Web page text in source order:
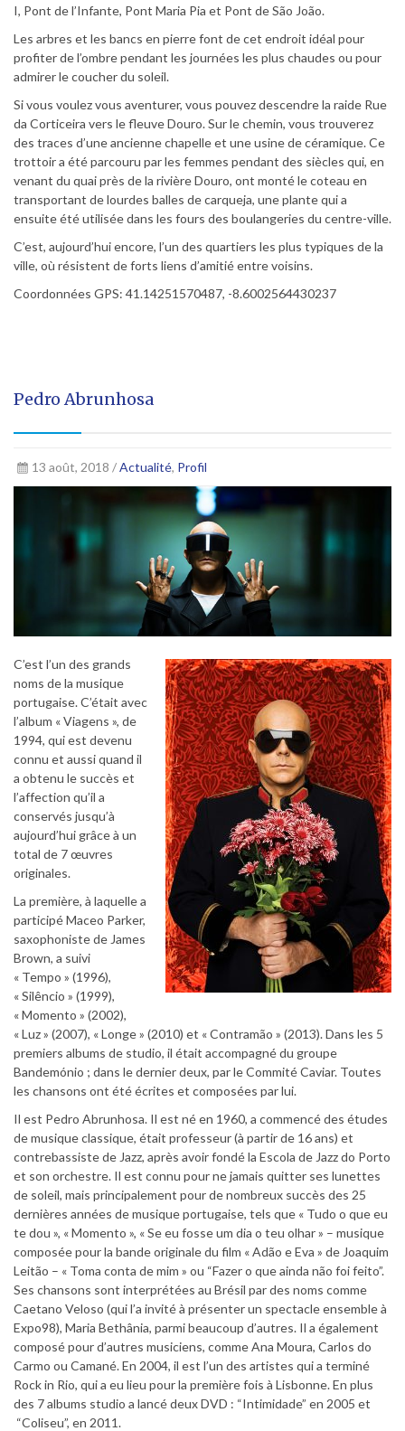
I, Pont de l’Infante, Pont Maria Pia et Pont de São João.
Les arbres et les bancs en pierre font de cet endroit idéal pour
profiter de l’ombre pendant les journées les plus chaudes ou pour
admirer le coucher du soleil.
Si vous voulez vous aventurer, vous pouvez descendre la raide Rue
da Corticeira vers le fleuve Douro. Sur le chemin, vous trouverez
des traces d’une ancienne chapelle et une usine de céramique. Ce
trottoir a été parcouru par les femmes pendant des siècles qui, en
venant du quai près de la rivière Douro, ont monté le coteau en
transportant de lourdes balles de carqueja, une plante qui a
ensuite été utilisée dans les fours des boulangeries du centre-ville.
C’est, aujourd’hui encore, l’un des quartiers les plus typiques de la
ville, où résistent de forts liens d’amitié entre voisins.
Coordonnées GPS: 41.14251570487, -8.6002564430237
Pedro Abrunhosa
13 août, 2018 /Actualité, Profil
C’est l’un des grands
noms de la musique
portugaise. C’était avec
l’album « Viagens », de
1994, qui est devenu
connu et aussi quand il
a obtenu le succès et
l’affection qu’il a
conservés jusqu’à
aujourd’hui grâce à un
total de 7 œuvres
originales.
La première, à laquelle a
participé Maceo Parker,
saxophoniste de James
Brown, a suivi
« Tempo » (1996),
« Silêncio » (1999),
« Momento » (2002),
« Luz » (2007), « Longe » (2010) et « Contramão » (2013). Dans les 5
premiers albums de studio, il était accompagné du groupe
Bandemónio ; dans le dernier deux, par le Commité Caviar. Toutes
les chansons ont été écrites et composées par lui.
Il est Pedro Abrunhosa. Il est né en 1960, a commencé des études
de musique classique, était professeur (à partir de 16 ans) et
contrebassiste de Jazz, après avoir fondé la Escola de Jazz do Porto
et son orchestre. Il est connu pour ne jamais quitter ses lunettes
de soleil, mais principalement pour de nombreux succès des 25
dernières années de musique portugaise, tels que « Tudo o que eu
te dou », « Momento », « Se eu fosse um dia o teu olhar » – musique
composée pour la bande originale du film « Adão e Eva » de Joaquim
Leitão – « Toma conta de mim » ou “Fazer o que ainda não foi feito”.
Ses chansons sont interprétées au Brésil par des noms comme
Caetano Veloso (qui l’a invité à présenter un spectacle ensemble à
Expo98), Maria Bethânia, parmi beaucoup d’autres. Il a également
composé pour d’autres musiciens, comme Ana Moura, Carlos do
Carmo ou Camané. En 2004, il est l’un des artistes qui a terminé
Rock in Rio, qui a eu lieu pour la première fois à Lisbonne. En plus
des 7 albums studio a lancé deux DVD : “Intimidade” en 2005 et
“Coliseu”, en 2011.